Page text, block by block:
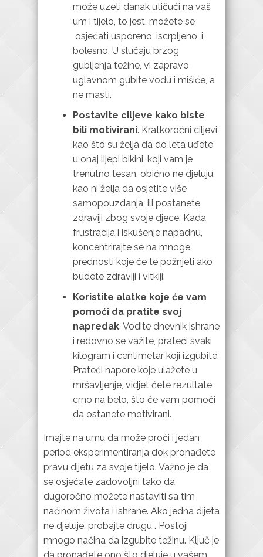
može uzeti danak utičući na vaš
um i tijelo, to jest, možete se
osjećati usporeno, iscrpljeno, i
bolesno. U slučaju brzog
gubljenja težine, vi zapravo
uglavnom gubite vodu i mišiće, a
ne masti.
Postavite ciljeve kako biste
bili motivirani. Kratkoročni ciljevi,
kao što su želja da do leta uđete
u onaj lijepi bikini, koji vam je
trenutno tesan, obično ne djeluju,
kao ni želja da osjetite više
samopouzdanja, ili postanete
zdraviji zbog svoje djece. Kada
frustracija i iskušenje napadnu,
koncentrirajte se na mnoge
prednosti koje će te požnjeti ako
budete zdraviji i vitkiji.
Koristite alatke koje će vam
pomoći da pratite svoj
napredak. Vodite dnevnik ishrane
i redovno se važite, prateći svaki
kilogram i centimetar koji izgubite.
Prateći napore koje ulažete u
mršavljenje, vidjet ćete rezultate
crno na belo, što će vam pomoći
da ostanete motivirani.
Imajte na umu da može proći i jedan
period eksperimentiranja dok pronađete
pravu dijetu za svoje tijelo. Važno je da
se osjećate zadovoljni tako da
dugoročno možete nastaviti sa tim
načinom života i ishrane. Ako jedna dijeta
ne djeluje, probajte drugu . Postoji
mnogo načina da izgubite težinu. Ključ je